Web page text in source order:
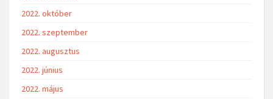
2022. október
2022. szeptember
2022. augusztus
2022. június
2022. május